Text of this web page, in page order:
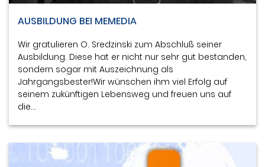
AUSBILDUNG BEI MEMEDIA
Wir gratulieren O. Sredzinski zum Abschluß seiner
Ausbildung. Diese hat er nicht nur sehr gut bestanden,
sondern sogar mit Auszeichnung als
Jahrgangsbester!Wir wünschen ihm viel Erfolg auf
seinem zukünftigen Lebensweg und freuen uns auf
die…